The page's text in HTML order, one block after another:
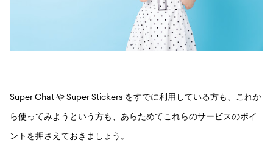
Super Chat や Super Stickers をすでに利用している方も、これか
ら使ってみようという方も、あらためてこれらのサービスのポイ
ントを押さえておきましょう。